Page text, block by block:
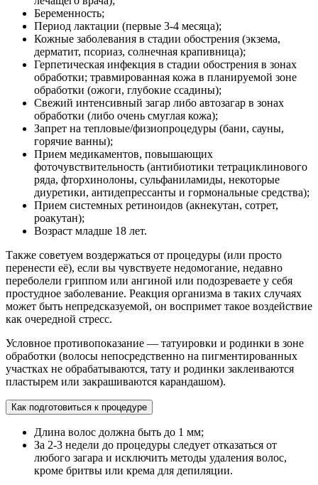
Беременность;
Период лактации (первые 3-4 месяца);
Кожные заболевания в стадии обострения (экзема,
дерматит, псориаз, солнечная крапивница);
Герпетическая инфекция в стадии обострения в зонах
обработки; травмированная кожа в планируемой зоне
обработки (ожоги, глубокие ссадины);
Свежий интенсивный загар либо автозагар в зонах
обработки (либо очень смуглая кожа);
Запрет на тепловые/физиопроцедуры (бани, сауны,
горячие ванны);
Прием медикаментов, повышающих
фоточувствительность (антибиотики тетрациклинового
ряда, фторхинолоны, сульфаниламиды, некоторые
диуретики, антидепрессанты и гормональные средства);
Прием системных ретиноидов (акнекутан, сотрет,
роакутан);
Возраст младше 18 лет.
Также советуем воздержаться от процедуры (или просто
перенести её), если вы чувствуете недомогание, недавно
переболели гриппом или ангиной или подозреваете у себя
простудное заболевание. Реакция организма в таких случаях
может быть непредсказуемой, он воспримет такое воздействие
как очередной стресс.
Условное противопоказание — татуировки и родинки в зоне
обработки (волосы непосредственно на пигментированных
участках не обрабатываются, тату и родинки заклеиваются
пластырем или закрашиваются карандашом).
Как подготовиться к процедуре
Длина волос должна быть до 1 мм;
За 2-3 недели до процедуры следует отказаться от
любого загара и исключить методы удаления волос,
кроме бритвы или крема для депиляции.